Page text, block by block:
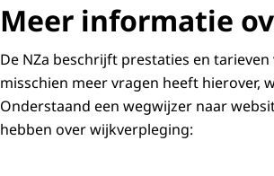
Meer informatie
De NZa beschrijft prestaties en
misschien meer vragen heeft hierover,
Onderstaand een wegwijzer naar
hebben over wijkverpleging: